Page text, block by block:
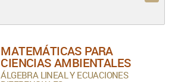
MATEMÁTICAS PARA
CIENCIAS AMBIENTALES
ÁLGEBRA LINEAL Y ECUACIONES